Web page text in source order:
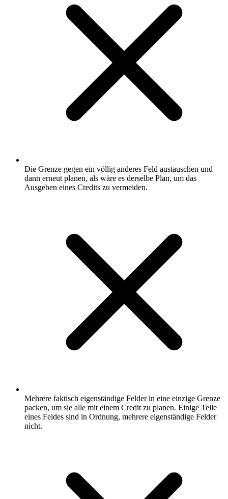
Die Grenze gegen ein völlig anderes Feld austauschen und
dann erneut planen, als wäre es derselbe Plan, um das
Ausgeben eines Credits zu vermeiden.
Mehrere faktisch eigenständige Felder in eine einzige Grenze
packen, um sie alle mit einem Credit zu planen. Einige Teile
eines Feldes sind in Ordnung, mehrere eigenständige Felder
nicht.